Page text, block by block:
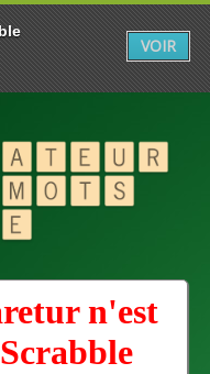
n'est
Scrabble
VOIR